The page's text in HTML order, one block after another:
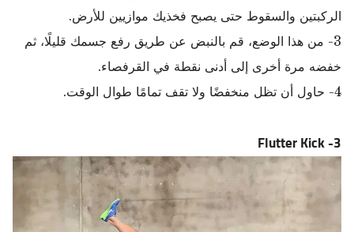
الركبتين والسقوط حتى يصبح فخذيك موازيين للأرض.
3- من هذا الوضع، قم بالنبض عن طريق رفع جسمك قليلًا، ثم
خفضه مرة أخرى إلى أدنى نقطة في القرفصاء.
4- حاول أن تظل منخفضًا ولا تقف تمامًا طوال الوقت.
3-
Flutter Kick